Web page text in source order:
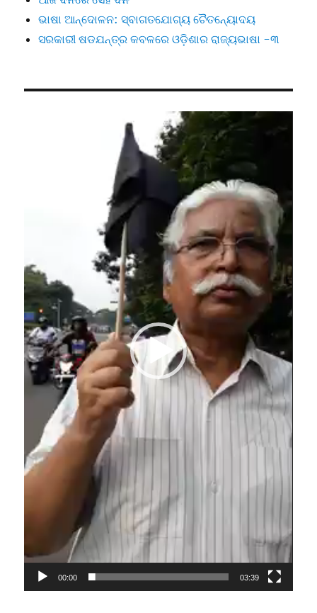
ଭାଷା ଆନ୍ଦୋଳନ: ସ୍ବାଗତଯୋଗ୍ୟ ଚୈତନ୍ୟୋଦୟ
ସରକାରୀ ଷଡଯନ୍ତ୍ର କବଳରେ ଓଡ଼ିଶାର ରାଜ୍ୟଭାଷା -୩
00:00 03:39